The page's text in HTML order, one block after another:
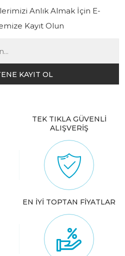
Anlık Almak İçin E-
Kayıt Olun
KAYIT OL
TEK TIKLA GÜVENLİ
ALIŞVERİŞ
EN İYİ TOPTAN FİYATLAR